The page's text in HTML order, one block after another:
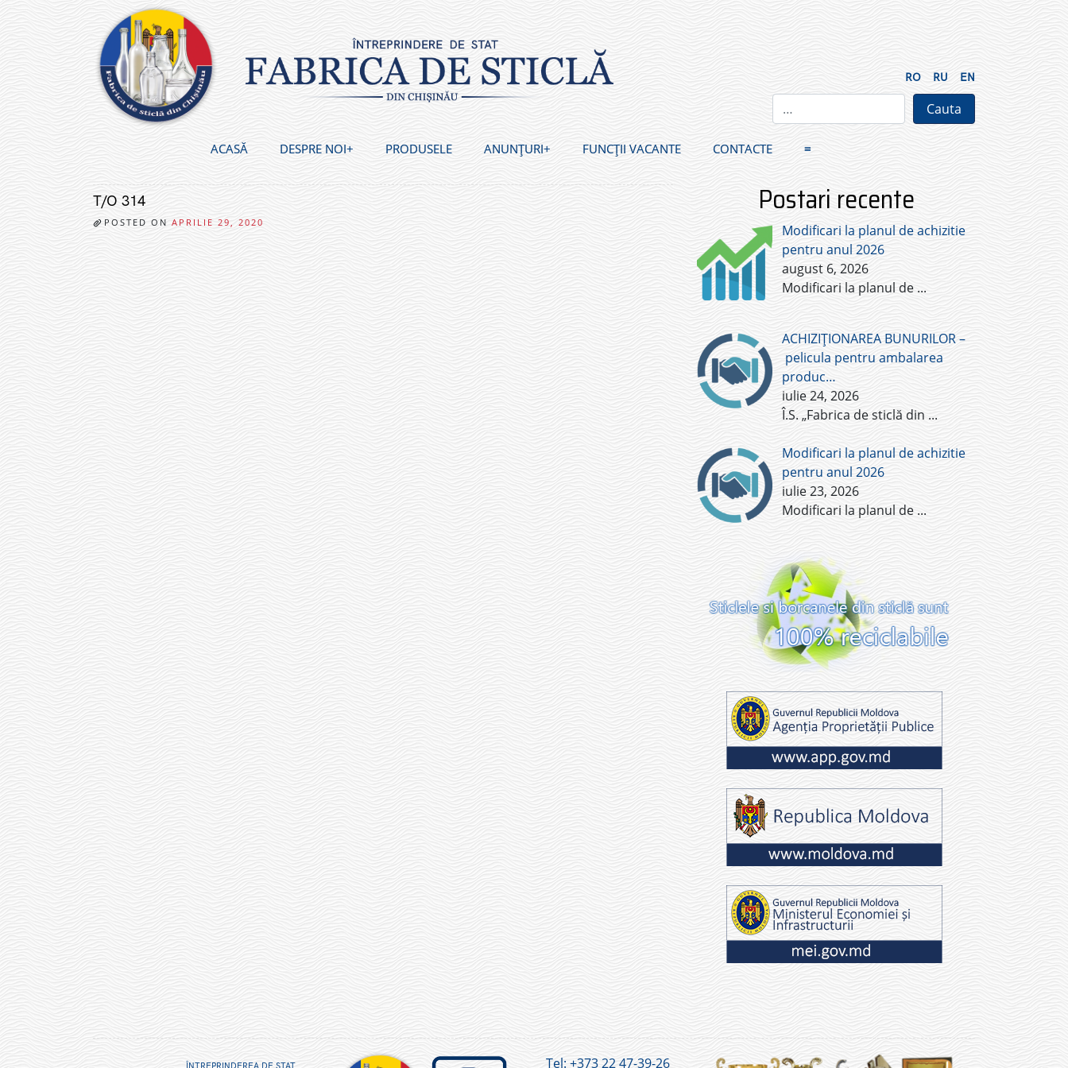
content
RO RU EN
ACASĂ DESPRE NOI PRODUSELE ANUNȚURI FUNCȚII VACANTE CONTACTE ≡
T/O 314
POSTED ON APRILIE 29, 2020
Postari recente
Modificari la planul de achizitie
pentru anul 2026
august 6, 2026
Modificari la planul de ...
ACHIZIȚIONAREA BUNURILOR –
pelicula pentru ambalarea
produc…
iulie 24, 2026
Î.S. „Fabrica de sticlă din ...
Modificari la planul de achizitie
pentru anul 2026
iulie 23, 2026
Modificari la planul de ...
ÎNTREPRINDEREA DE STAT Tel: +373 22 47-39-26